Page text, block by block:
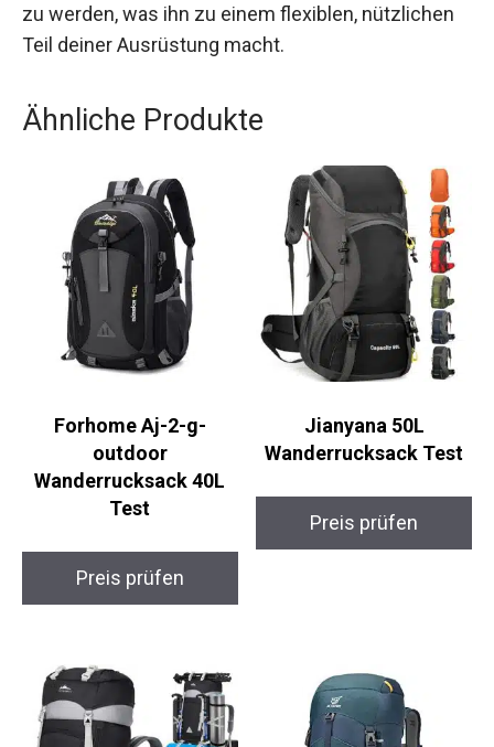
zu werden, was ihn zu einem flexiblen, nützlichen
Teil deiner Ausrüstung macht.
Ähnliche Produkte
Forhome Aj-2-g-
outdoor
Wanderrucksack 40L
Test
Preis prüfen
Jianyana 50L
Wanderrucksack Test
Preis prüfen